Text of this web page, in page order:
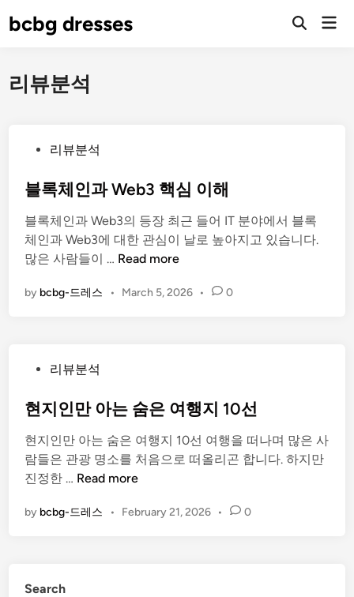
tobcbg dresses
Open
리뷰분석
s
e
d
i
리뷰분석
블록체인과 Web3 핵심 이해
블록체인과 Web3의 등장 최근 들어 IT 분야에서 블록
체인과 Web3에 대한 관심이 날로 높아지고 있습니다.
많은 사람들이 … 블
체
3
심
이
해
Read more
by bcbg-드레스 • March 5, 2026 • 0
s
e
d
i
리뷰분석
현지인만 아는 숨은 여행지 10선
현지인만 아는 숨은 여행지 10선 여행을 떠나며 많은 사
람들은 관광 명소를 처음으로 떠올리곤 합니다. 하지만
진정한 … 현
인
Read more
by bcbg-드레스 • February 21, 2026 • 0
Search